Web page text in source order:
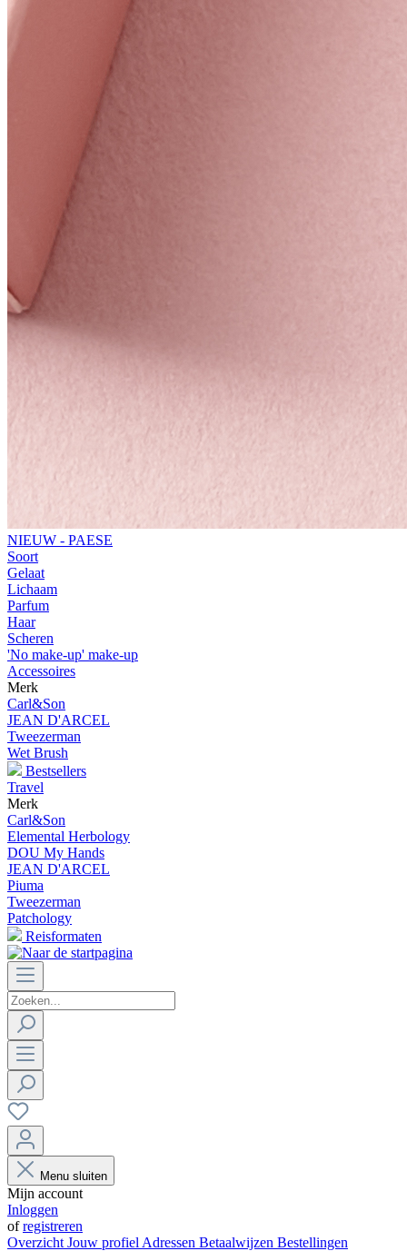
NIEUW - PAESE
Soort
Gelaat
Lichaam
Parfum
Haar
Scheren
'No make-up' make-up
Accessoires
Merk
Carl&Son
JEAN D'ARCEL
Tweezerman
Wet Brush
Bestsellers
Travel
Merk
Carl&Son
Elemental Herbology
DOU My Hands
JEAN D'ARCEL
Piuma
Tweezerman
Patchology
Reisformaten
Menu sluiten
Mijn account
Inloggen
ofregistreren
Overzicht Jouw profiel Adressen Betaalwijzen Bestellingen